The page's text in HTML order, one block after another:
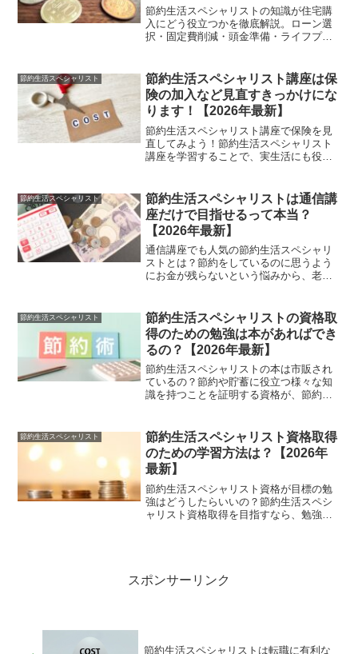
合わせを解説
節約生活スペシャリストの知識が住宅購
入にどう役立つかを徹底解説。ローン選
択・固定費削減・頭金準備・ライフプラ
節約生活スペシャリスト
節約生活スペシャリスト講座は保
険の加入など見直すきっかけにな
ります！【2026年最新】
節約生活スペシャリスト講座で保険を見
直してみよう！節約生活スペシャリスト
講座を学習することで、実生活にも役立
的なことがはっきりと見えてくるので、
家族の保険について見直す...
節約生活スペシャリスト
節約生活スペシャリストは通信講
座だけで目指せるって本当？
【2026年最新】
通信講座でも人気の節約生活スペシャリ
ストとは？節約をしているのに思うよう
にお金が残らないという悩みから、老後
の一つが節約生活スペシャリストです。
物価や税金・社会保険料の...
節約生活スペシャリスト
節約生活スペシャリストの資格取
得のための勉強は本があればでき
るの？【2026年最新】
節約生活スペシャリストの本は市販され
ているの？節約や貯蓄に役立つ様々な知
識を持つことを証明する資格が、節約生
でなく、仕事や副業など様々な場面でも
使える資格としても注目を...
節約生活スペシャリスト
節約生活スペシャリスト資格取得
のための学習方法は？【2026年
最新】
節約生活スペシャリスト資格が目標の勉
強はどうしたらいいの？節約生活スペシ
ャリスト資格取得を目指すなら、勉強方
スポンサーリンク
節約生活スペシャリストは転職に有利な